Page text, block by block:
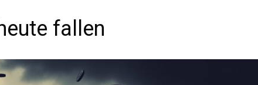
fallen